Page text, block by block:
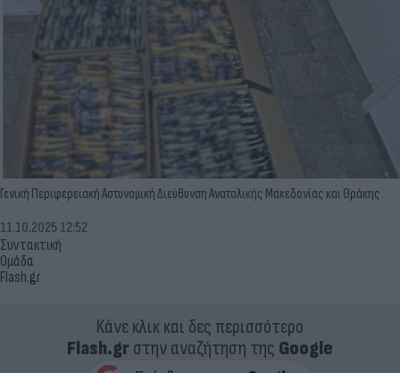
Γενική Περιφερειακή Αστυνομική Διεύθυνση Ανατολικής Μακεδονίας και Θράκης
Συντακτική
Ομάδα
Flash.gr
11.10.2025 12:52
Κάνε κλικ και δες περισσότερο
Flash.grστην αναζήτηση της Google